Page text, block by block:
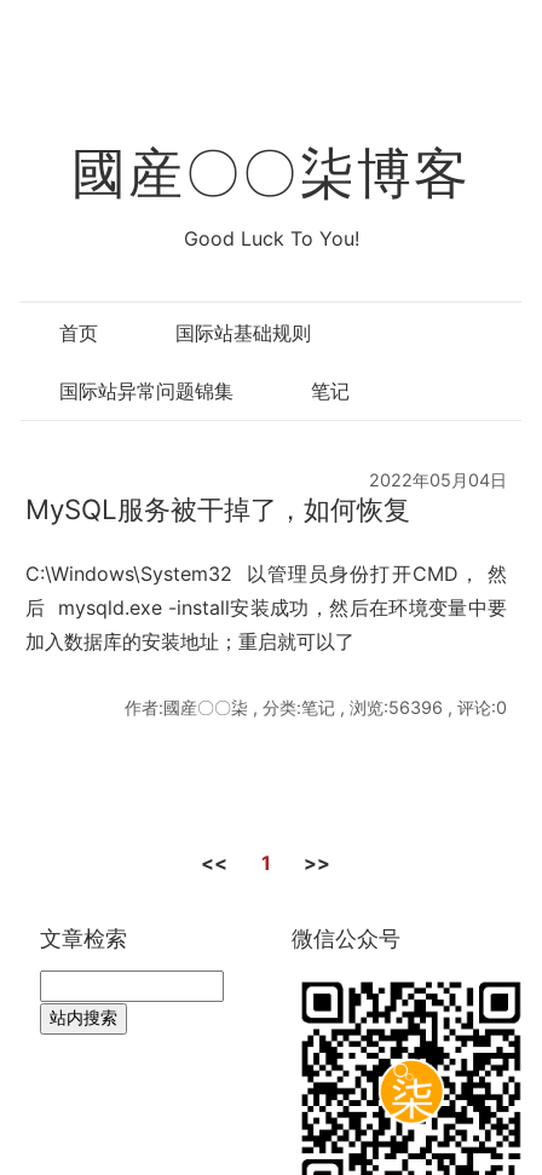
國産〇〇柒博客
Good Luck To You!
首页 国际站基础规则
国际站异常问题锦集 笔记
2022年05月04日
MySQL服务被干掉了，如何恢复
C:\Windows\System32 以管理员身份打开CMD， 然
后 mysqld.exe -install安装成功，然后在环境变量中要
加入数据库的安装地址；重启就可以了
作者:國産〇〇柒 , 分类:笔记 , 浏览:56396 , 评论:0
<< 1 >>
文章检索 微信公众号